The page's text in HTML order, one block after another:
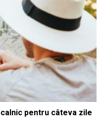
pentru câteva zile